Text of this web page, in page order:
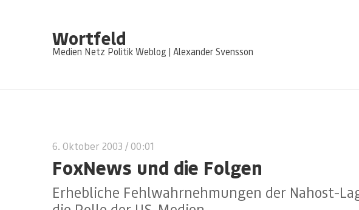
Wortfeld
Medien Netz Politik Weblog | Alexander Svensson
6. Oktober 2003 / 00:01
FoxNews und die Folgen
Erhebliche Fehlwahrnehmungen der Nahost-